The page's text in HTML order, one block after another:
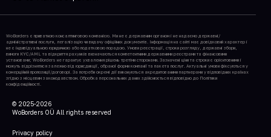
WoBorders є приватною консалтинговою компанією. Ми не є державним органом і не надаємо державні/
адміністративні послуги, легалізацію чи видачу офіційних документів. Інформація на сайті має довідковий характер і
не є індивідуальною юридичною або податковою порадою. Умови реєстрації, строки розгляду, державні збори,
вимоги KYC/AML та відкриття рахунків визначаються компетентними державними реєстрами та фінансовими
установами; WoBorders не гарантує ухвалення рішень третіми сторонами. Зазначені ціни та строки є орієнтовними і
можуть відрізнятися залежно від юрисдикції, обраної форми компанії та пакета послуг. Актуальні умови фіксуються у
комерційній пропозиції/договорі. За потреби окремі дії виконуються акредитованими партнерами у відповідних країнах
згідно з місцевим законодавством. Обробка персональних даних здійснюється відповідно до Політики
конфіденційності.
© 2025-2026
WoBorders OÜ All rights reserved
Privacy policy